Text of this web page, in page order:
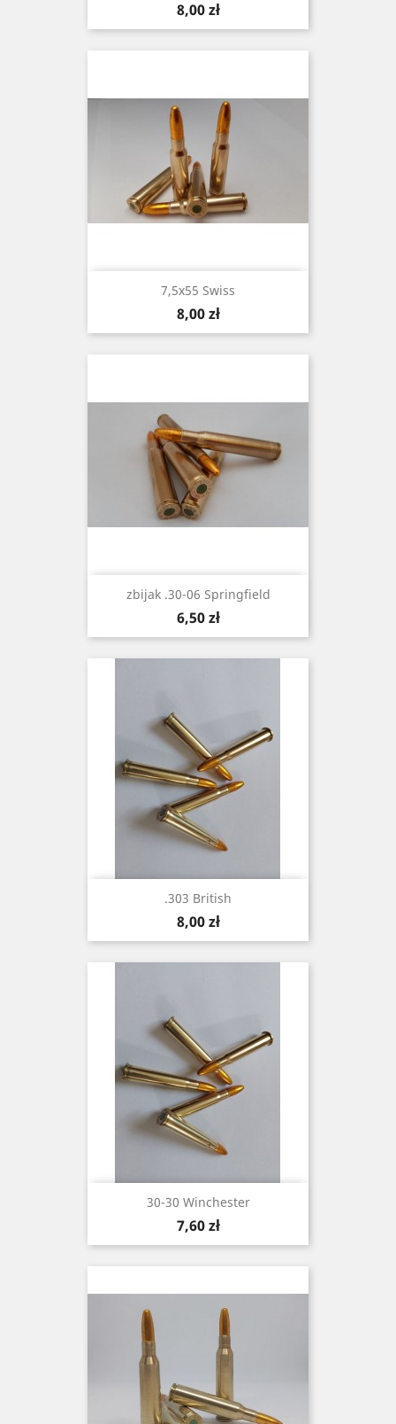
Cena
8,00 zł
7,5x55 Swiss
Cena
8,00 zł
zbijak .30-06 Springfield
Cena
6,50 zł
.303 British
Cena
8,00 zł
30-30 Winchester
Cena
7,60 zł